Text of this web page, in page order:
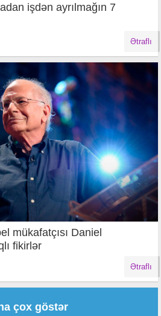
işdən ayrılmağın 7
Ətraflı
mükafatçısı Daniel
fikirlər
Ətraflı
çox göstər